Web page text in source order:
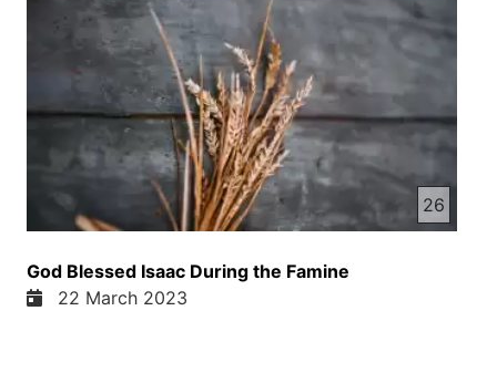
26
God Blessed Isaac During the Famine
22 March 2023